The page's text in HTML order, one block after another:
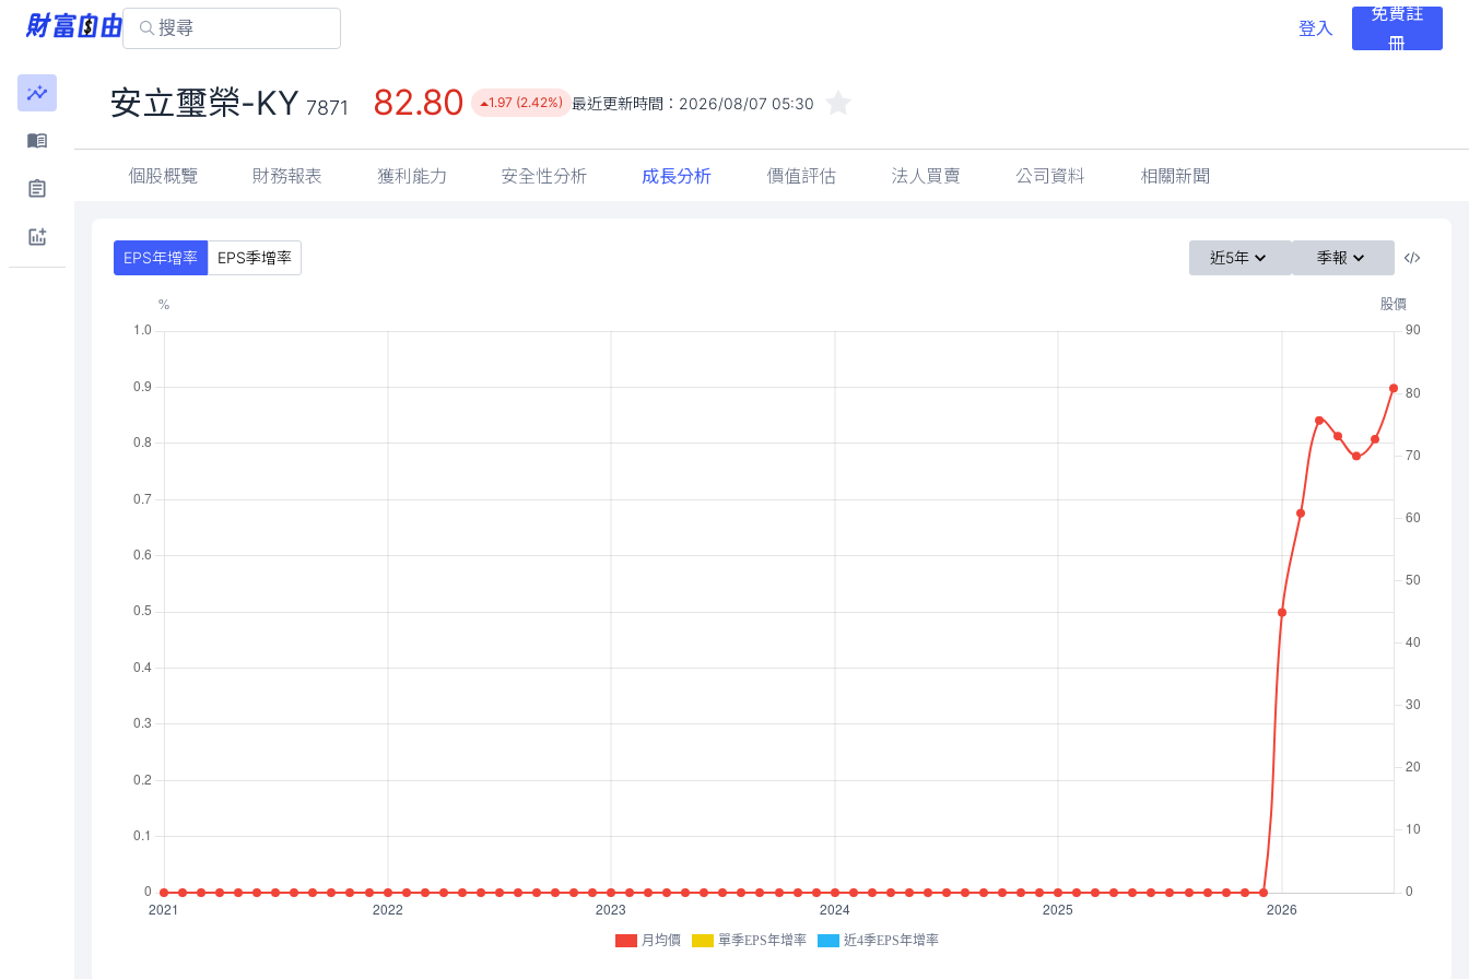
登入
免費註
冊
安立璽榮-KY 7871 82.80 1.97 (2.42%) 最近更新時間： 2026/08/07 05:30
個股概覽 財務報表 獲利能力 安全性分析 成長分析 價值評估 法人買賣 公司資料 相關新聞
EPS年增率 EPS季增率 近5年 季報
月均價 單季EPS年增率 近4季EPS年增率